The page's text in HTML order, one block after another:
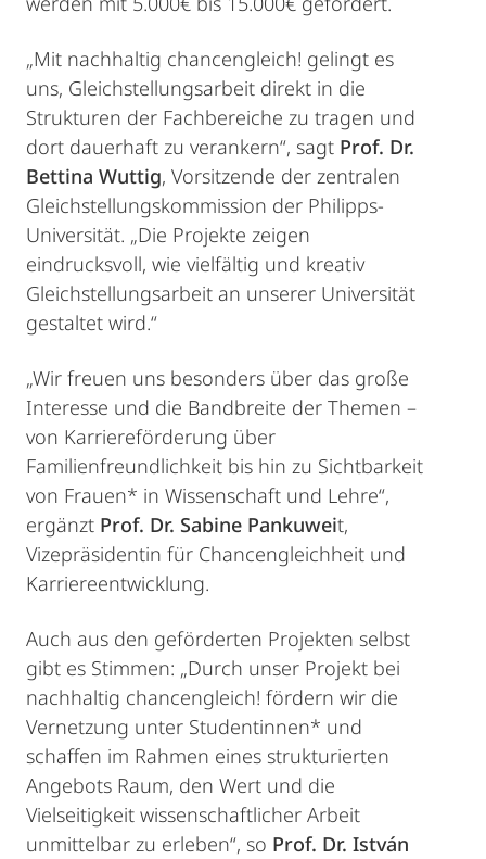
„Mit nachhaltig chancengleich! gelingt es
uns, Gleichstellungsarbeit direkt in die
Strukturen der Fachbereiche zu tragen und
dort dauerhaft zu verankern“, sagt Prof. Dr.
Bettina Wuttig, Vorsitzende der zentralen
Gleichstellungskommission der Philipps-
Universität. „Die Projekte zeigen
eindrucksvoll, wie vielfältig und kreativ
Gleichstellungsarbeit an unserer Universität
gestaltet wird.“
„Wir freuen uns besonders über das große
Interesse und die Bandbreite der Themen –
von Karriereförderung über
Familienfreundlichkeit bis hin zu Sichtbarkeit
von Frauen* in Wissenschaft und Lehre“,
ergänzt Prof. Dr. Sabine Pankuweit,
Vizepräsidentin für Chancengleichheit und
Karriereentwicklung.
Auch aus den geförderten Projekten selbst
gibt es Stimmen: „Durch unser Projekt bei
nachhaltig chancengleich! fördern wir die
Vernetzung unter Studentinnen* und
schaffen im Rahmen eines strukturierten
Angebots Raum, den Wert und die
Vielseitigkeit wissenschaftlicher Arbeit
unmittelbar zu erleben“, so Prof. Dr. István